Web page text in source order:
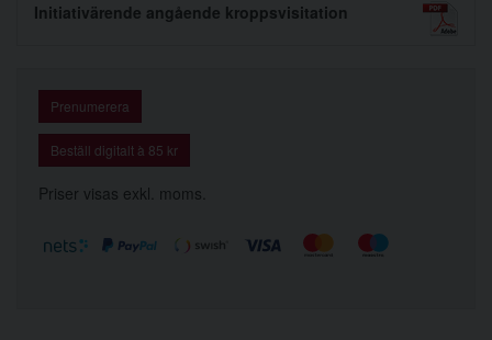
Initiativärende angående kroppsvisitation
Prenumerera
Beställ digitalt à 85 kr
Priser visas exkl. moms.